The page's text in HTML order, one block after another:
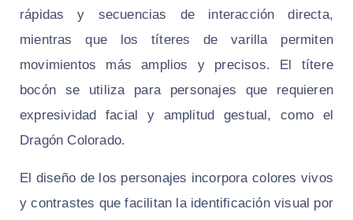
rápidas y secuencias de interacción directa,
mientras que los títeres de varilla permiten
movimientos más amplios y precisos. El títere
bocón se utiliza para personajes que requieren
expresividad facial y amplitud gestual, como el
Dragón Colorado.
El diseño de los personajes incorpora colores vivos
y contrastes que facilitan la identificación visual por